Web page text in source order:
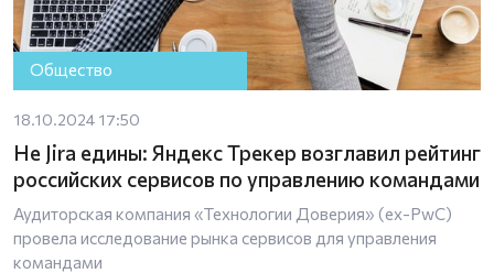
Общество
18.10.2024 17:50
Не Jira едины: Яндекс Трекер возглавил рейтинг
российских сервисов по управлению командами
Аудиторская компания «Технологии Доверия» (ex-PwC)
провела исследование рынка сервисов для управления
командами